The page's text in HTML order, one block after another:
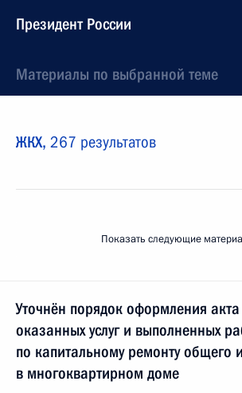
Президент России
Материалы по выбранной теме
ЖКХ, 267 результатов
Показать следующие
Уточнён порядок оформления
оказанных услуг и выполненных
по капитальному ремонту общего
в многоквартирном доме